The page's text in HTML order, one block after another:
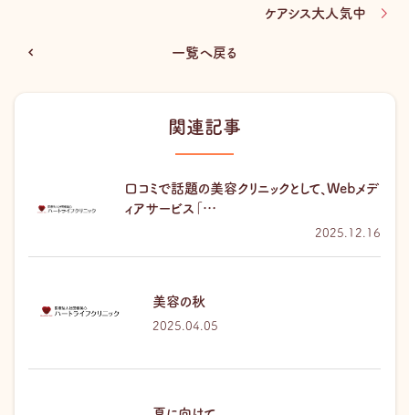
一覧へ戻る
ケアシス大人気中
関連記事
口コミで話題の美容クリニックとして、Webメデ
ィアサービス「…
2025.12.16
美容の秋
2025.04.05